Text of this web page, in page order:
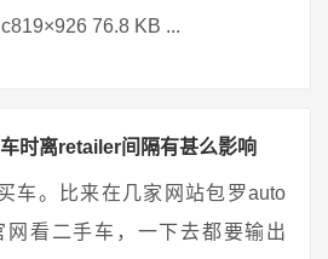
76.8 KB ...
时离retailer间隔有甚么影响
车。比来在几家网站包罗auto
网看二手车，一下去都要输出